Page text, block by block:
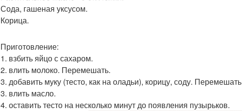
Сода, гашеная уксусом.
Корица.
Приготовление:
1. взбить яйцо с сахаром.
2. влить молоко. Перемешать.
3. добавить муку (тесто, как на оладьи), корицу, соду.
3. влить масло.
4. оставить тесто на несколько минут до появления пузырьков.